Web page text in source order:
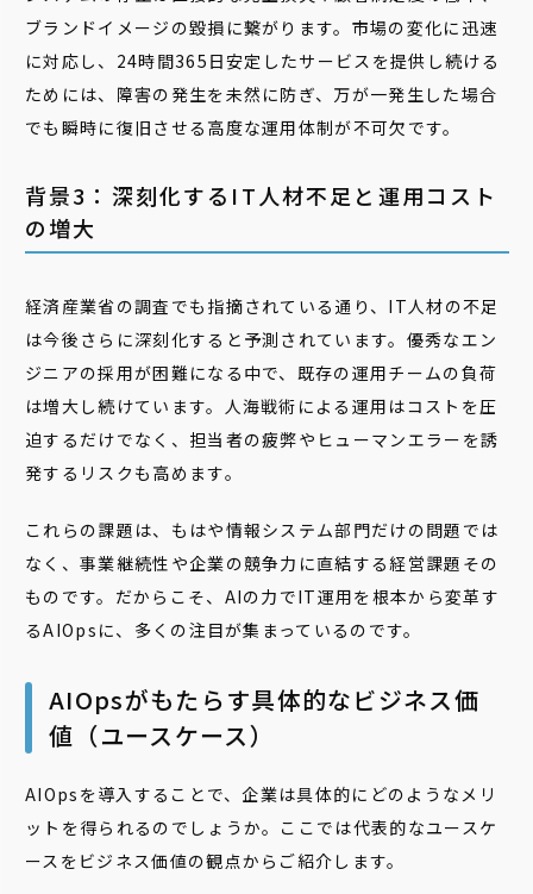
ブランドイメージの毀損に繋がります。市場の変化に迅速
に対応し、24時間365日安定したサービスを提供し続ける
ためには、障害の発生を未然に防ぎ、万が一発生した場合
でも瞬時に復旧させる高度な運用体制が不可欠です。
背景3：深刻化するIT人材不足と運用コスト
の増大
経済産業省の調査でも指摘されている通り、IT人材の不足
は今後さらに深刻化すると予測されています。優秀なエン
ジニアの採用が困難になる中で、既存の運用チームの負荷
は増大し続けています。人海戦術による運用はコストを圧
迫するだけでなく、担当者の疲弊やヒューマンエラーを誘
発するリスクも高めます。
これらの課題は、もはや情報システム部門だけの問題では
なく、事業継続性や企業の競争力に直結する経営課題その
ものです。だからこそ、AIの力でIT運用を根本から変革す
るAIOpsに、多くの注目が集まっているのです。
AIOpsがもたらす具体的なビジネス価
値（ユースケース）
AIOpsを導入することで、企業は具体的にどのようなメリ
ットを得られるのでしょうか。ここでは代表的なユースケ
ースをビジネス価値の観点からご紹介します。